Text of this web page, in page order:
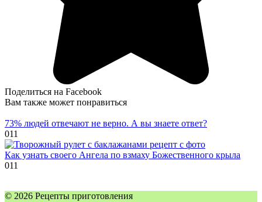
Поделиться на Facebook
Вам также может понравиться
73% людей отвечают не верно. А вы знаете ответ?
011
Как узнать своего Ангела по взмаху Божественного крыла
011
© 2026 Рецепты приготовления